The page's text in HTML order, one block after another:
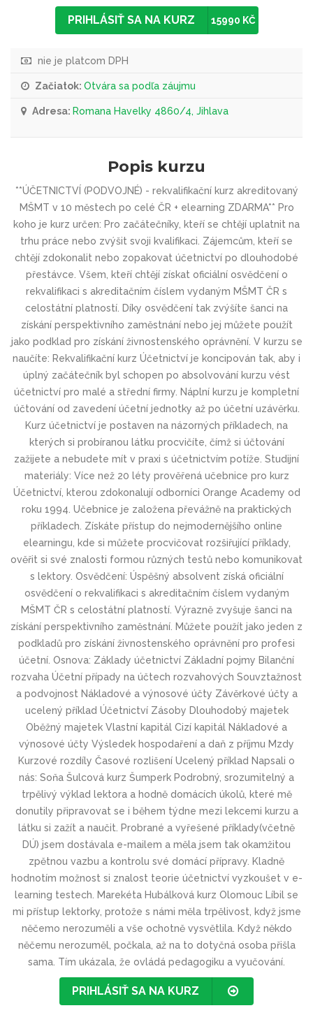
PRIHLÁSIŤ SA NA KURZ 15990 KČ
nie je platcom DPH
Začiatok: Otvára sa podľa záujmu
Adresa: Romana Havelky 4860/4, Jihlava
Popis kurzu
**ÚČETNICTVÍ (PODVOJNÉ) - rekvalifikační kurz akreditovaný
MŠMT v 10 městech po celé ČR + elearning ZDARMA** Pro
koho je kurz určen: Pro začátečníky, kteří se chtějí uplatnit na
trhu práce nebo zvýšit svoji kvalifikaci. Zájemcům, kteří se
chtějí zdokonalit nebo zopakovat účetnictví po dlouhodobé
přestávce. Všem, kteří chtějí získat oficiální osvědčení o
rekvalifikaci s akreditačním číslem vydaným MŠMT ČR s
celostátní platností. Díky osvědčení tak zvýšíte šanci na
získání perspektivního zaměstnání nebo jej můžete použít
jako podklad pro získání živnostenského oprávnění. V kurzu se
naučíte: Rekvalifikační kurz Účetnictví je koncipován tak, aby i
úplný začátečník byl schopen po absolvování kurzu vést
účetnictví pro malé a střední firmy. Náplní kurzu je kompletní
účtování od zavedení účetní jednotky až po účetní uzávěrku.
Kurz účetnictví je postaven na názorných příkladech, na
kterých si probíranou látku procvičíte, čímž si účtování
zažijete a nebudete mít v praxi s účetnictvím potíže. Studijní
materiály: Více než 20 léty prověřená učebnice pro kurz
Účetnictví, kterou zdokonalují odborníci Orange Academy od
roku 1994. Učebnice je založena převážně na praktických
příkladech. Získáte přístup do nejmodernějšího online
elearningu, kde si můžete procvičovat rozšiřující příklady,
ověřit si své znalosti formou různých testů nebo komunikovat
s lektory. Osvědčení: Úspěšný absolvent získá oficiální
osvědčení o rekvalifikaci s akreditačním číslem vydaným
MŠMT ČR s celostátní platností. Výrazně zvyšuje šanci na
získání perspektivního zaměstnání. Můžete použít jako jeden z
podkladů pro získání živnostenského oprávnění pro profesi
účetní. Osnova: Základy účetnictví Základní pojmy Bilanční
rozvaha Účetní případy na účtech rozvahových Souvztažnost
a podvojnost Nákladové a výnosové účty Závěrkové účty a
ucelený příklad Účetnictví Zásoby Dlouhodobý majetek
Oběžný majetek Vlastní kapitál Cizí kapitál Nákladové a
výnosové účty Výsledek hospodaření a daň z příjmu Mzdy
Kurzové rozdíly Časové rozlišení Ucelený příklad Napsali o
nás: Soňa Šulcová kurz Šumperk Podrobný, srozumitelný a
trpělivý výklad lektora a hodně domácích úkolů, které mě
donutily připravovat se i během týdne mezi lekcemi kurzu a
látku si zažít a naučit. Probrané a vyřešené příklady(včetně
DÚ) jsem dostávala e-mailem a měla jsem tak okamžitou
zpětnou vazbu a kontrolu své domácí přípravy. Kladně
hodnotím možnost si znalost teorie účetnictví vyzkoušet v e-
learning testech. Marekéta Hubálková kurz Olomouc Líbil se
mi přístup lektorky, protože s námi měla trpělivost, když jsme
něčemo nerozuměli a vše ochotně vysvětlila. Když někdo
něčemu nerozuměl, počkala, až na to dotyčná osoba přišla
sama. Tím ukázala, že ovládá pedagogiku a vyučování.
PRIHLÁSIŤ SA NA KURZ